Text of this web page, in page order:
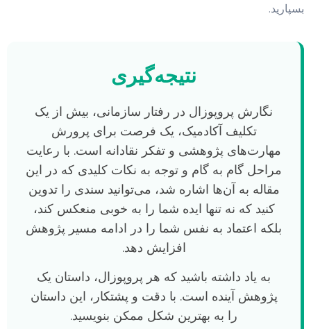
بسپارید.
نتیجه‌گیری
نگارش پروپوزال در رفتار سازمانی، بیش از یک
تکلیف آکادمیک، یک فرصت برای پرورش
مهارت‌های پژوهشی و تفکر نقادانه است. با رعایت
مراحل گام به گام و توجه به نکات کلیدی که در این
مقاله به آن‌ها اشاره شد، می‌توانید سندی را تدوین
کنید که نه تنها ایده شما را به خوبی منعکس کند،
بلکه اعتماد به نفس شما را در ادامه مسیر پژوهش
افزایش دهد.
به یاد داشته باشید که هر پروپوزال، داستان یک
پژوهش آینده است. با دقت و پشتکار، این داستان
را به بهترین شکل ممکن بنویسید.